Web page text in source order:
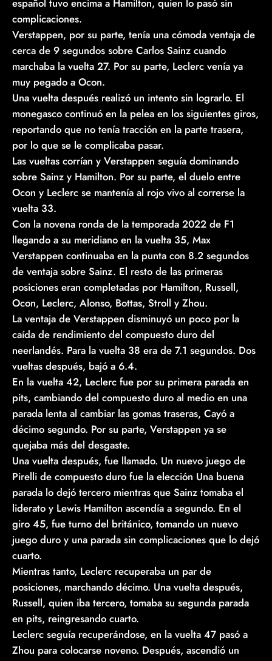
complicaciones.
Verstappen, por su parte, tenía una cómoda ventaja de
cerca de 9 segundos sobre Carlos Sainz cuando
marchaba la vuelta 27. Por su parte, Leclerc venía ya
muy pegado a Ocon.
Una vuelta después realizó un intento sin lograrlo. El
monegasco continuó en la pelea en los siguientes giros,
reportando que no tenía tracción en la parte trasera,
por lo que se le complicaba pasar.
Las vueltas corrían y Verstappen seguía dominando
sobre Sainz y Hamilton. Por su parte, el duelo entre
Ocon y Leclerc se mantenía al rojo vivo al correrse la
vuelta 33.
Con la novena ronda de la temporada 2022 de F1
llegando a su meridiano en la vuelta 35, Max
Verstappen continuaba en la punta con 8.2 segundos
de ventaja sobre Sainz. El resto de las primeras
posiciones eran completadas por Hamilton, Russell,
Ocon, Leclerc, Alonso, Bottas, Stroll y Zhou.
La ventaja de Verstappen disminuyó un poco por la
caída de rendimiento del compuesto duro del
neerlandés. Para la vuelta 38 era de 7.1 segundos. Dos
vueltas después, bajó a 6.4.
En la vuelta 42, Leclerc fue por su primera parada en
pits, cambiando del compuesto duro al medio en una
parada lenta al cambiar las gomas traseras, Cayó a
décimo segundo. Por su parte, Verstappen ya se
quejaba más del desgaste.
Una vuelta después, fue llamado. Un nuevo juego de
Pirelli de compuesto duro fue la elección Una buena
parada lo dejó tercero mientras que Sainz tomaba el
liderato y Lewis Hamilton ascendía a segundo. En el
giro 45, fue turno del británico, tomando un nuevo
juego duro y una parada sin complicaciones que lo dejó
cuarto.
Mientras tanto, Leclerc recuperaba un par de
posiciones, marchando décimo. Una vuelta después,
Russell, quien iba tercero, tomaba su segunda parada
en pits, reingresando cuarto.
Leclerc seguía recuperándose, en la vuelta 47 pasó a
Zhou para colocarse noveno. Después, ascendió un